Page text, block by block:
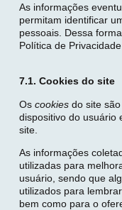
As informações
permitam identificar
pessoais. Dessa
Política de
7.1. Cookies do site
Os cookiesdo site são
dispositivo do usuário
site.
As informações
utilizadas para
usuário, sendo que
utilizados para
bem como para o